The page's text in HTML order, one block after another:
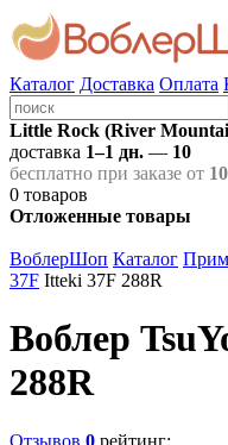
Каталог Доставка Оплата
Little Rock (River
доставка 1–1 дн. — 10
бесплатно при заказе от
0 товаров
Отложенные товары
ВоблерШоп Каталог
37F Itteki 37F 288R
Воблер
288R
Отзывов 0 рейтинг: